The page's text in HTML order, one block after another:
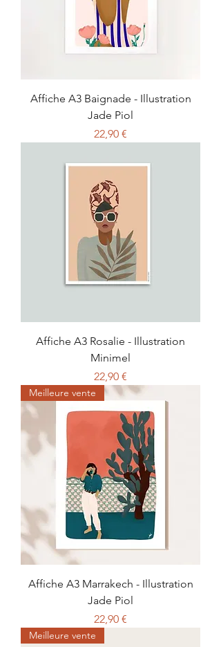
Affiche A3 Baignade - Illustration
Jade Piol
Prix
22,90 €
Affiche A3 Rosalie - Illustration
Minimel
Prix
22,90 €
Meilleure vente
Affiche A3 Marrakech - Illustration
Jade Piol
Prix
22,90 €
Meilleure vente